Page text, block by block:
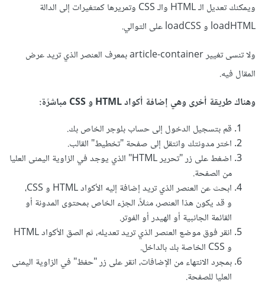
ويمكنك تعديل الـ HTML والـ CSS وتمريرها كمتغيرات إلى الدالة
loadHTML و loadCSS على التوالي.
ولا تنسى تغيير article-container بمعرف العنصر الذي تريد عرض
المقال فيه.
وهناك طريقة أخرى وهي إضافة أكواد HTML و CSS مباشرًة:
قم بتسجيل الدخول إلى حساب بلوجر الخاص بك.
اختر مدونتك وانتقل إلى صفحة "تخطيط" القالب.
اضغط على زر "تحرير HTML" الذي يوجد في الزاوية اليمنى العليا
من الصفحة.
ابحث عن العنصر الذي تريد إضافة إليه الأكواد HTML و CSS،
و قد يكون هذا العنصر، مثلاً، الجزء الخاص بمحتوى المدونة أو
القائمة الجانبية أو الهيدر أو الفوتر.
انقر فوق موضع العنصر الذي تريد تعديله، ثم الصق الأكواد HTML
و CSS الخاصة بك بالداخل.
بمجرد الانتهاء من الإضافات، انقر على زر "حفظ" في الزاوية اليمنى
العليا للصفحة.